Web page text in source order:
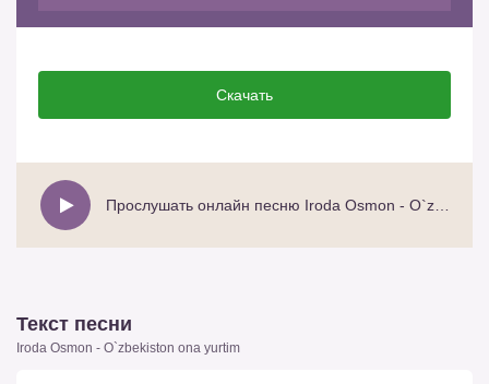
Скачать
Текст песни
Iroda Osmon - O`zbekiston ona yurtim